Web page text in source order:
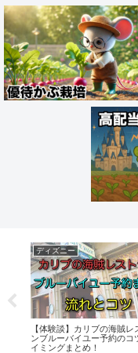
ディズニー
【体験談】カリブの海賊レ
ンブルーバイユー予約のコ
イミングまとめ！